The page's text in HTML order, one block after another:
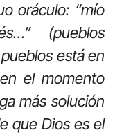
oráculo: “mío
(pueblos
está en
el momento
más solución
que Dios es el